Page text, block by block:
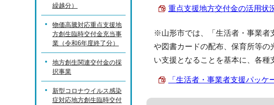
重点支援地方交付金の活用状
※山形市では、「生活者・事業者
や図書カードの配布、保育所等
い支援となることを基本に、各種
「生活者・事業者支援パッケ
繰越分）
物価高騰対応重点支援地
方創生臨時交付金充当事
業（令和6年度終了分）
地方創生関連交付金の採
択事業
新型コロナウイルス感染
症対応地方創生臨時交付